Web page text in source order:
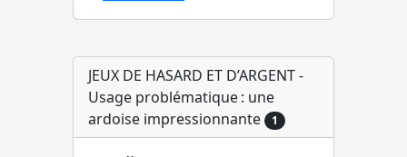
JEUX DE HASARD ET D’ARGENT -
Usage problématique : une
ardoise impressionnante
1